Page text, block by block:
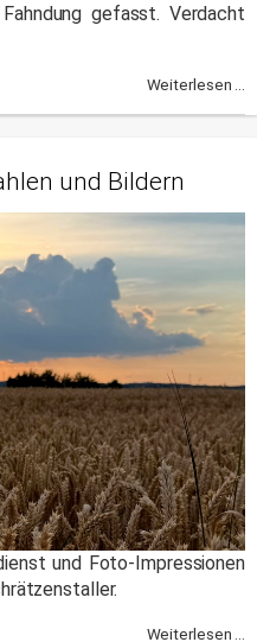
gefasst. Verdacht
Weiterlesen ...
und Bildern
und Foto-Impressionen
Weiterlesen ...